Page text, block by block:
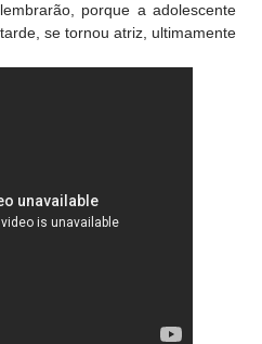
porque a adolescente
se tornou atriz, ultimamente